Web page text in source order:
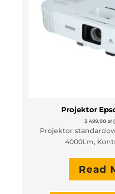
Projektor
3 499,00 zł
Projektor
4000Lm,
Read